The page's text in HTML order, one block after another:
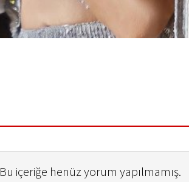
Bu içeriğe henüz yorum yapılmamış.